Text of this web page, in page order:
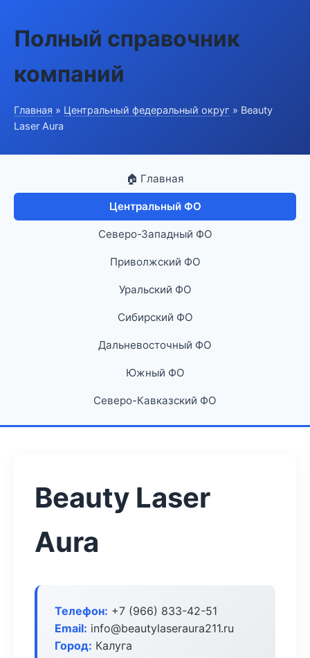
Полный справочник
компаний
Главная » Центральный федеральный округ » Beauty
Laser Aura
🏠 Главная
Центральный ФО
Северо-Западный ФО
Приволжский ФО
Уральский ФО
Сибирский ФО
Дальневосточный ФО
Южный ФО
Северо-Кавказский ФО
Beauty Laser
Aura
Телефон: +7 (966) 833-42-51
Email: info@beautylaseraura211.ru
Город: Калуга